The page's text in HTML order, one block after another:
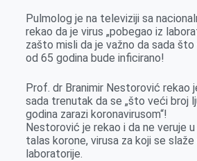
b
o
o
e
n
g
r
e
d
I
r
s
A
Pulmolog je na televiziji sa
rekao da je virus „pobegao iz
zašto misli da je važno da sada što
od 65 godina bude inficirano!
Prof. dr Branimir Nestorović rekao
sada trenutak da se „što veći broj
godina zarazi koronavirusom“!
Nestorović je rekao i da ne veruje u
talas korone, virusa za koji se slaže
laboratorije.